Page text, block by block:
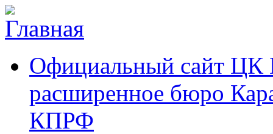
Перейти к основному содержанию
Черкесское
республиканское
отделение
Коммунистической
партии Российской
Федерации
аргументы,
фактыОфициальный сайт ЦК
расширенное бюро
КПРФ